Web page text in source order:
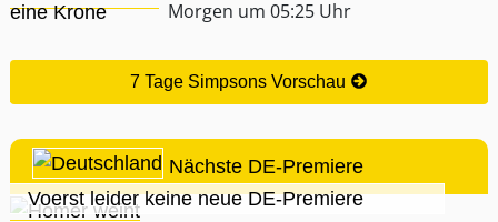
Morgen um 05:25 Uhr
7 Tage Simpsons Vorschau
Nächste DE-Premiere
Voerst leider keine neue DE-Premiere